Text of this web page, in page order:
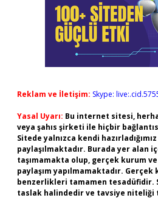
Reklam ve İletişim: Skype:
Yasal Uyarı: Bu internet sitesi,
veya şahıs şirketi ile hiçbir
Sitede yalnızca kendi
paylaşılmaktadır. Burada yer alan
taşımamakta olup, gerçek kurum
paylaşım yapılmamaktadır.
benzerlikleri tamamen tesadüfidir.
taslak halindedir ve tavsiye niteliği